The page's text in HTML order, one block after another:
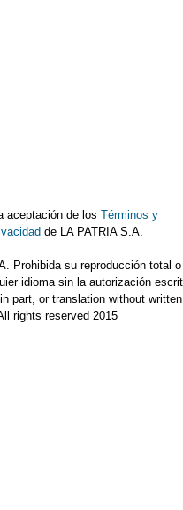
aceptación de losTérminos y
de LA PATRIA S.A.
Prohibida su reproducción total o
idioma sin la autorización
part, or translation without written
rights reserved 2015